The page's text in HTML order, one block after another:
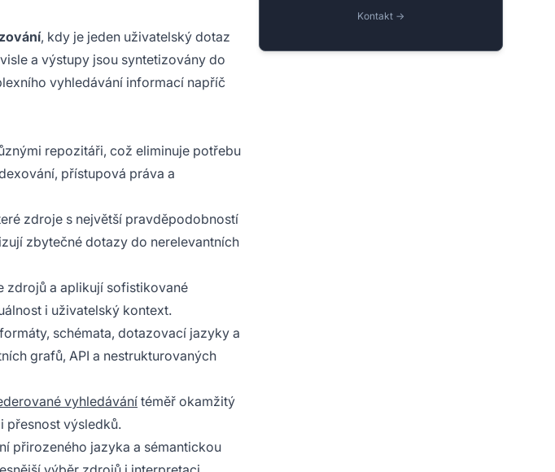
, kdy je jeden uživatelský dotaz
a výstupy jsou syntetizovány do
vyhledávání informací napříč
repozitáři, což eliminuje potřebu
přístupová práva a
zdroje s největší pravděpodobností
zbytečné dotazy do nerelevantních
zdrojů a aplikují sofistikované
i uživatelský kontext.
schémata, dotazovací jazyky a
grafů, API a nestrukturovaných
vyhledávání téměř okamžitý
přesnost výsledků.
přirozeného jazyka a sémantickou
Kontakt →